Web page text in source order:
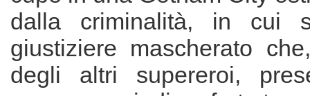
dalla criminalità, in cui
giustiziere mascherato
degli altri supereroi,